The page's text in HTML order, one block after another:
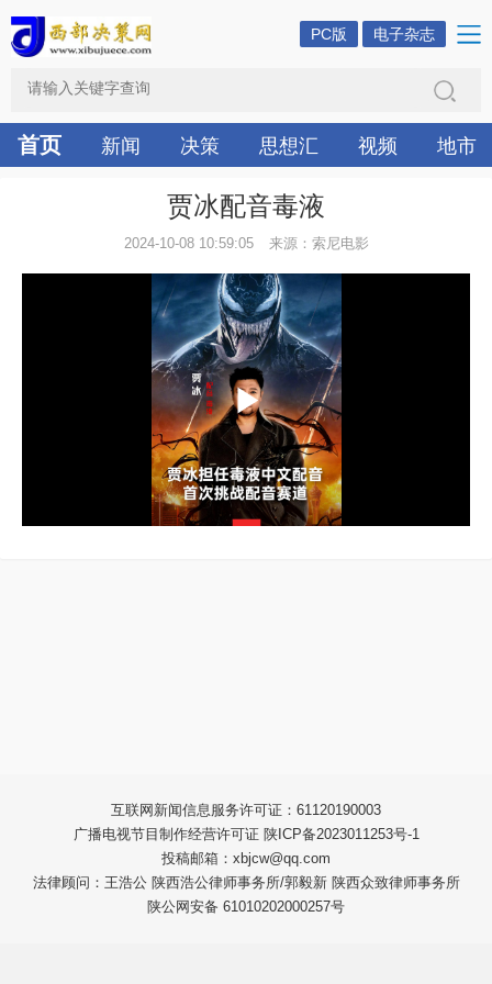
PC版 电子杂志
首页 新闻 决策 思想汇 视频 地市
贾冰配音毒液
2024-10-08 10:59:05 来源：索尼电影
互联网新闻信息服务许可证：61120190003
广播电视节目制作经营许可证 陕ICP备2023011253号-1
投稿邮箱：xbjcw@qq.com
法律顾问：王浩公 陕西浩公律师事务所/郭毅新 陕西众致律师事务所
陕公网安备 61010202000257号